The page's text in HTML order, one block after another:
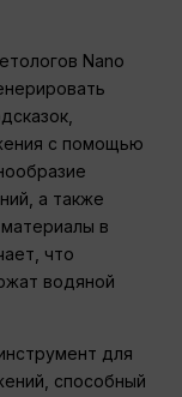
Nano
с помощью
а также
в
что
водяной
для
способный